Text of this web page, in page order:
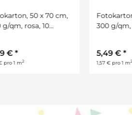
Fotokarton, 50 x 70 cm,
300 g/qm, eisblau, 10